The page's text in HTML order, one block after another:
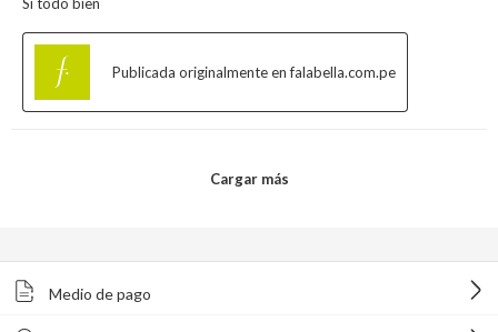
Medio de pago